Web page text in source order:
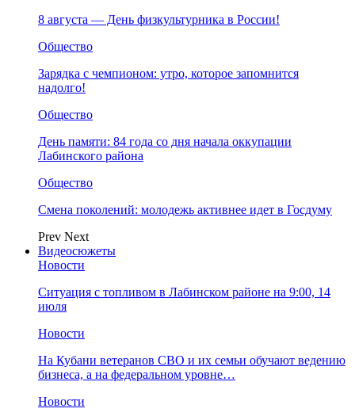
8 августа — День физкультурника в России!
Общество
Зарядка с чемпионом: утро, которое запомнится
надолго!
Общество
День памяти: 84 года со дня начала оккупации
Лабинского района
Общество
Смена поколений: молодежь активнее идет в Госдуму
Prev Next
Видеосюжеты
Новости
Ситуация с топливом в Лабинском районе на 9:00, 14
июля
Новости
На Кубани ветеранов СВО и их семьи обучают ведению
бизнеса, а на федеральном уровне…
Новости